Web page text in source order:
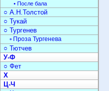
• После бала
○ А.Н.Толстой
○ Тукай
○ Тургенев
▫ Проза Тургенева
○ Тютчев
У-Ф
○ Фет
Х
Ц-Ч